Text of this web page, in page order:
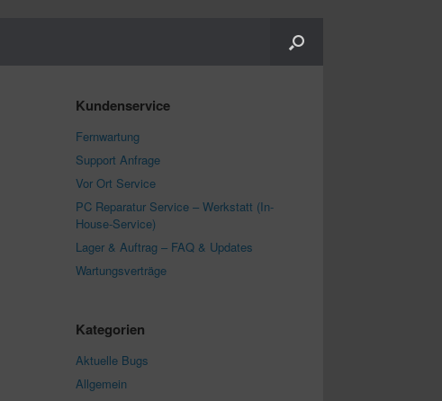
Kundenservice
Fernwartung
Support Anfrage
Vor Ort Service
PC Reparatur Service – Werkstatt (In-
House-Service)
Lager & Auftrag – FAQ & Updates
Wartungsverträge
Kategorien
Aktuelle Bugs
Allgemein